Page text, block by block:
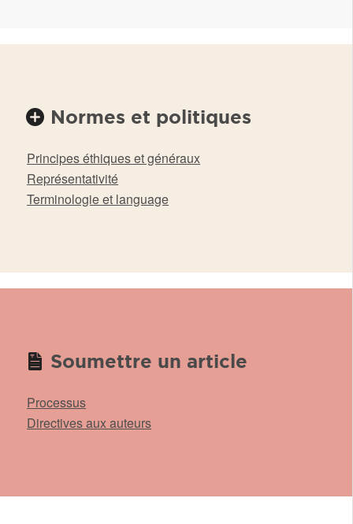
Normes et politiques
Principes éthiques et généraux
Représentativité
Terminologie et language
Soumettre un article
Processus
Directives aux auteurs